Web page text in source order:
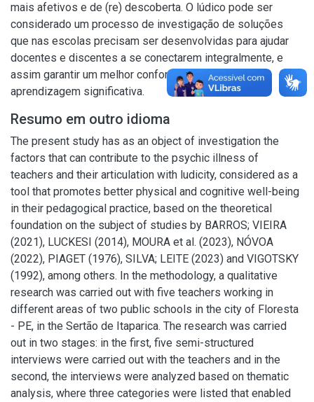
mais afetivos e de (re) descoberta. O lúdico pode ser
considerado um processo de investigação de soluções
que nas escolas precisam ser desenvolvidas para ajudar
docentes e discentes a se conectarem integralmente, e
assim garantir um melhor conforto emocional e uma
aprendizagem significativa.
Resumo em outro idioma
The present study has as an object of investigation the
factors that can contribute to the psychic illness of
teachers and their articulation with ludicity, considered as a
tool that promotes better physical and cognitive well-being
in their pedagogical practice, based on the theoretical
foundation on the subject of studies by BARROS; VIEIRA
(2021), LUCKESI (2014), MOURA et al. (2023), NÓVOA
(2022), PIAGET (1976), SILVA; LEITE (2023) and VIGOTSKY
(1992), among others. In the methodology, a qualitative
research was carried out with five teachers working in
different areas of two public schools in the city of Floresta
- PE, in the Sertão de Itaparica. The research was carried
out in two stages: in the first, five semi-structured
interviews were carried out with the teachers and in the
second, the interviews were analyzed based on thematic
analysis, where three categories were listed that enabled